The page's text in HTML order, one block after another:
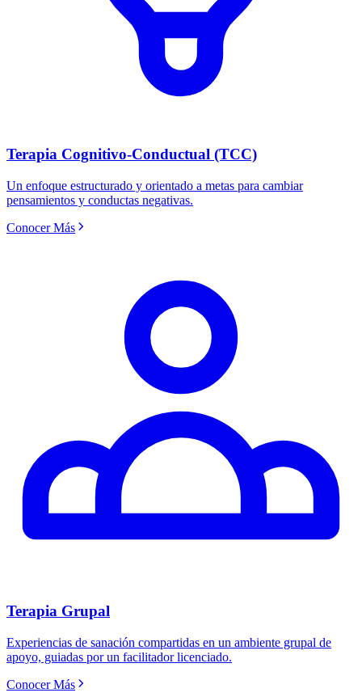
Terapia Cognitivo-Conductual (TCC)
Un enfoque estructurado y orientado a metas para cambiar
pensamientos y conductas negativas.
Conocer Más
Terapia Grupal
Experiencias de sanación compartidas en un ambiente grupal de
apoyo, guiadas por un facilitador licenciado.
Conocer Más